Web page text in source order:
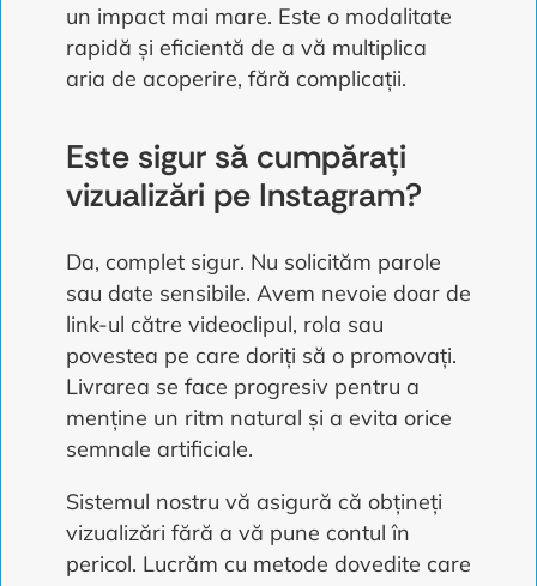
un impact mai mare. Este o modalitate
rapidă și eficientă de a vă multiplica
aria de acoperire, fără complicații.
Este sigur să cumpărați
vizualizări pe Instagram?
Da, complet sigur. Nu solicităm parole
sau date sensibile. Avem nevoie doar de
link-ul către videoclipul, rola sau
povestea pe care doriți să o promovați.
Livrarea se face progresiv pentru a
menține un ritm natural și a evita orice
semnale artificiale.
Sistemul nostru vă asigură că obțineți
vizualizări fără a vă pune contul în
pericol. Lucrăm cu metode dovedite care